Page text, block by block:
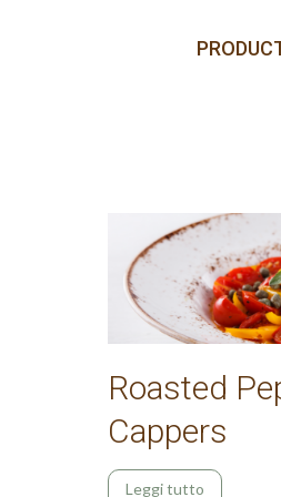
Roasted
Cappers
Leggi tutto
Posts